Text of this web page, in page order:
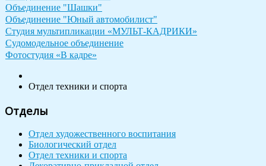
Объединение "Шашки"
Объединение "Юный автомобилист"
Студия мультипликации «МУЛЬТ-КАДРИКИ»
Судомодельное объединение
Фотостудия «В кадре»
Отдел техники и спорта
Отделы
Отдел художественного воспитания
Биологический отдел
Отдел техники и спорта